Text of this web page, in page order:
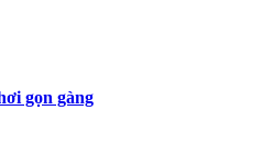
gọn gàng